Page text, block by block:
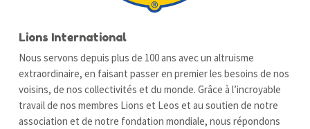
Lions International
Nous servons depuis plus de 100 ans avec un altruisme
extraordinaire, en faisant passer en premier les besoins de nos
voisins, de nos collectivités et du monde. Grâce à l’incroyable
travail de nos membres Lions et Leos et au soutien de notre
association et de notre fondation mondiale, nous répondons